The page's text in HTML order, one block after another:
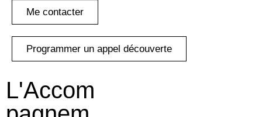
Me contacter
Programmer un appel découverte
L'Accom